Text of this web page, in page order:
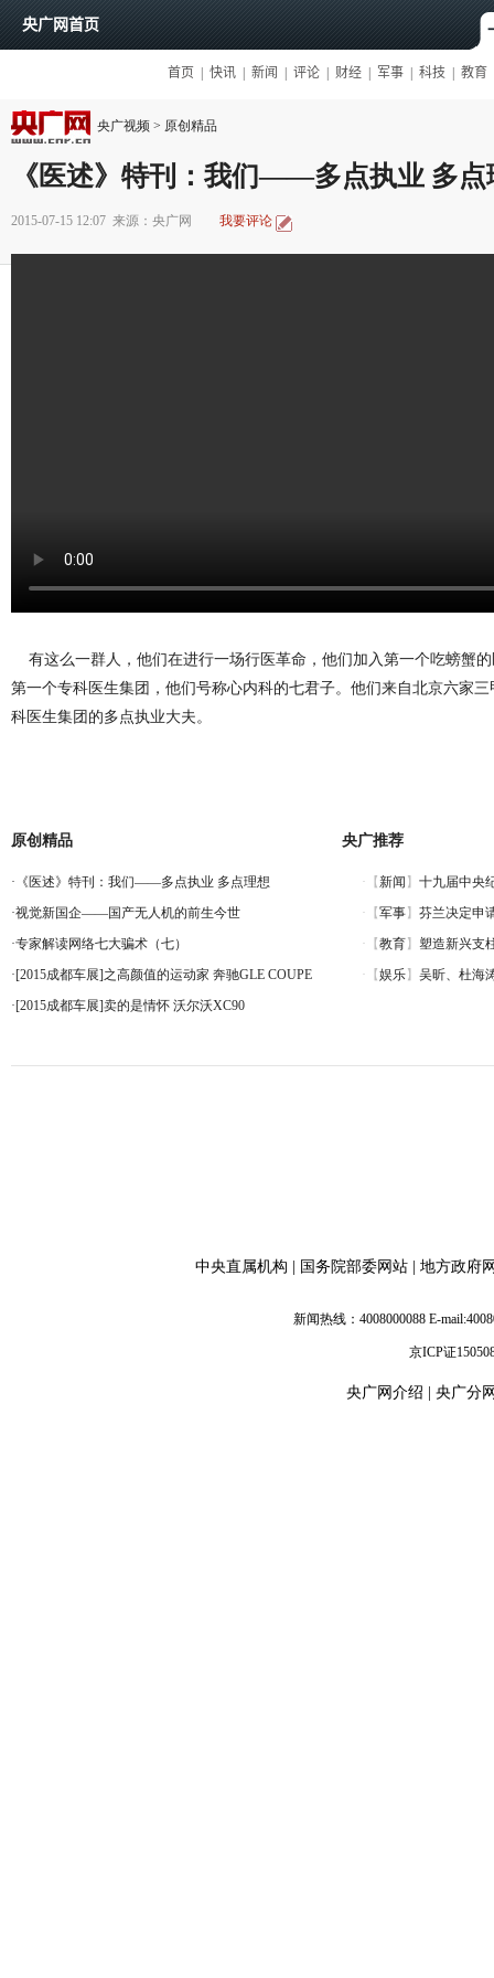
央广视频 > 原创精品
《医述》特刊：我们——多点执业 多点
2015-07-15 12:07 来源：央广网 我要评论
有这么一群人，他们在进行一场行医革命，他们加入第一个吃螃蟹
第一个专科医生集团，他们号称心内科的七君子。他们来自北京六家
科医生集团的多点执业大夫。
原创精品
· 《医述》特刊：我们——多点执业 多点理想
·视觉新国企——国产无人机的前生今世
·专家解读网络七大骗术（七）
·[2015成都车展]之高颜值的运动家 奔驰GLE COUPE
·[2015成都车展]卖的是情怀 沃尔沃XC90
央广推荐